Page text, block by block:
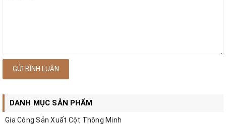
GỬI BÌNH LUẬN
DANH MỤC SẢN PHẨM
Gia Công Sản Xuất Cột Thông Minh